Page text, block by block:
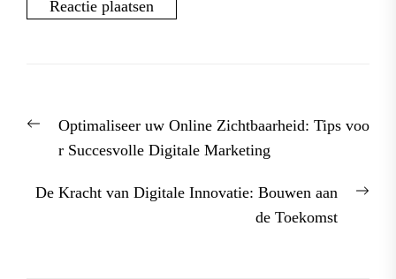
PreviousOptimaliseer uw Online Zichtbaarheid: Tips voo
r Succesvolle Digitale Marketing
De Kracht van Digitale Innovatie: Bouwen aan
de Toekomst